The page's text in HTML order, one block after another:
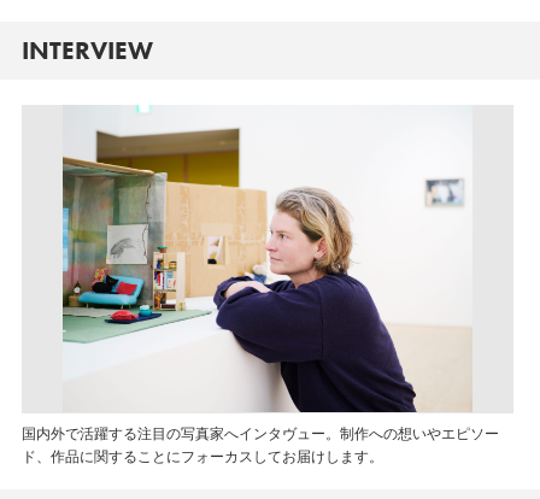
INTERVIEW
国内外で活躍する注目の写真家へインタヴュー。制作への想いやエピソー
ド、作品に関することにフォーカスしてお届けします。